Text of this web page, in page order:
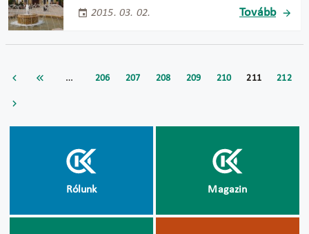
2015. 03. 02. Tovább
… 206 207 208 209 210 211 212
Rólunk Magazin